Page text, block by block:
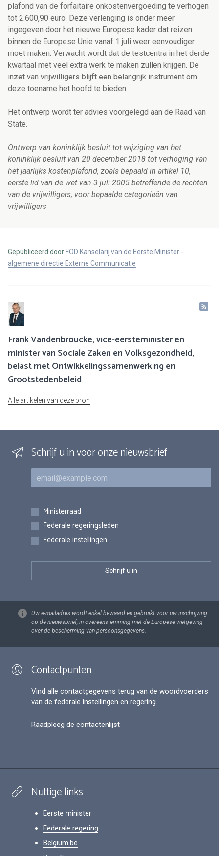
plafond van de forfaitaire onkostenvergoeding te verhogen
tot 2.600,90 euro. Deze verlenging is onder meer
ingegeven door het nieuwe Europese kader dat reizen
binnen de Europese Unie vanaf 1 juli weer eenvoudiger
moet maken. Verwacht wordt dat de testcentra in het derde
kwartaal met veel extra werk te maken zullen krijgen. De
inzet van vrijwilligers blijft een belangrijk instrument om
deze toename het hoofd te bieden.
Het ontwerp wordt ter advies voorgelegd aan de Raad van
State.
Ontwerp van koninklijk besluit tot wijziging van het
koninklijk besluit van 20 december 2018 tot verhoging van
het jaarlijks kostenplafond, zoals bepaald in artikel 10,
eerste lid van de wet van 3 juli 2005 betreffende de rechten
van de vrijwilligers, voor bepaalde categorieën van
vrijwilligers
Gepubliceerd door FOD Kanselarij van de Eerste Minister -
algemene directie Externe Communicatie
Frank Vandenbroucke, vice-eersteminister en
minister van Sociale Zaken en Volksgezondheid,
belast met Ontwikkelingssamenwerking en
Grootstedenbeleid
Alle artikelen van deze bron
Schrijf u in voor onze nieuwsbrief
E-mail
Inschrijvingen
Ministerraad
Federale regeringsleden
Federale instellingen
Uw e-mailadres wordt enkel bewaard en gebruikt voor uw inschrijving
op de nieuwsbrief, in overeenstemming met de Europese wetgeving
over de bescherming van persoonsgegevens.
Contactpunten
Vind alle contactgegevens terug van de woordvoerders
van de federale instellingen en regering.
Raadpleeg de contactenlijst
Nuttige links
Eerste minister
Federale regering
Belgium.be